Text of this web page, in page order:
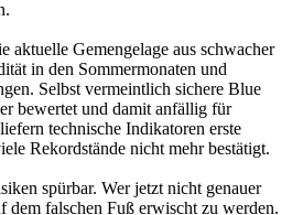
aktuelle Gemengelage aus schwacher
in den Sommermonaten und
Selbst vermeintlich sichere Blue
bewertet und damit anfällig für
technische Indikatoren erste
Rekordstände nicht mehr bestätigt.
spürbar. Wer jetzt nicht genauer
dem falschen Fuß erwischt zu werden.